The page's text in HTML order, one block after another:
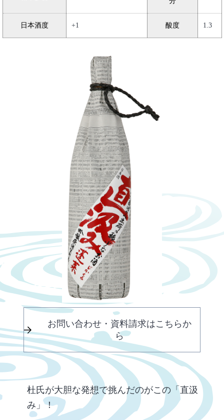
日本酒度 +1 酸度 1.3
お問い合わせ・資料請求はこちらか
ら
杜氏が大胆な発想で挑んだのがこの「直汲
み」！